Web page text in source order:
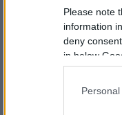
Please note
information
deny
in below